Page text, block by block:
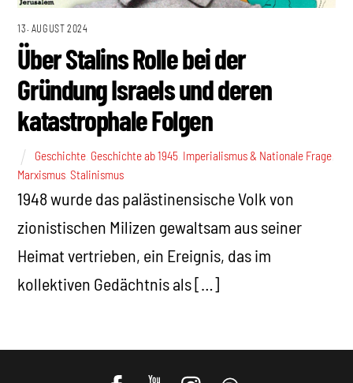
13. AUGUST 2024
Über Stalins Rolle bei der
Gründung Israels und deren
katastrophale Folgen
Geschichte Geschichte ab 1945 Imperialismus & Nationale Frage
Marxismus ,Stalinismus
1948 wurde das palästinensische Volk von
zionistischen Milizen gewaltsam aus seiner
Heimat vertrieben, ein Ereignis, das im
kollektiven Gedächtnis als […]